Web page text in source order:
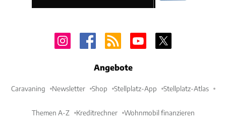
Angebote
Caravaning Newsletter Shop Stellplatz-App Stellplatz-Atlas
Themen A-Z Kreditrechner Wohnmobil finanzieren